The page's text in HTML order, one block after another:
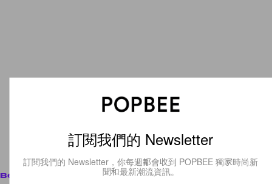
Beauty
訂閱我們的 Newsletter
訂閱我們的 Newsletter，你每週都會收到 POPBEE 獨家時尚新
聞和最新潮流資訊。